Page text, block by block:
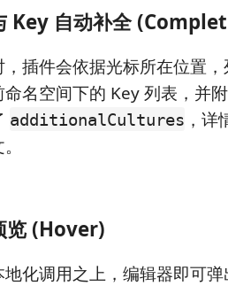
Key 自动补全
插件会依据光标所在位置
名空间下的 Key 列表，并
additionalCultures ，
览 (Hover)
化调用之上，编辑器即可